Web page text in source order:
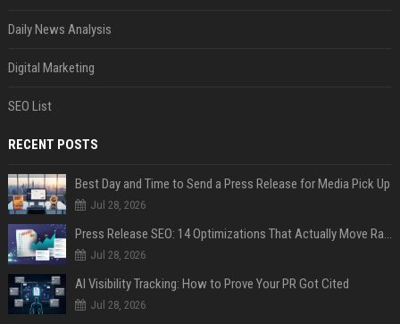
Daily News Analysis
Digital Marketing
SEO List
RECENT POSTS
Best Day and Time to Send a Press Release for Media Pick Up
Jul 28, 2026
Press Release SEO: 14 Optimizations That Actually Move Rankings
Jul 28, 2026
AI Visibility Tracking: How to Prove Your PR Got Cited
Jul 28, 2026